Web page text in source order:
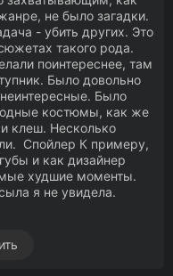
не было загадки.
- убить других. Это
такого рода.
поинтереснее, там
Было довольно
Было
костюмы, как же
клеш. Несколько
Спойлер К примеру,
и как дизайнер
худшие моменты.
я не увидела.